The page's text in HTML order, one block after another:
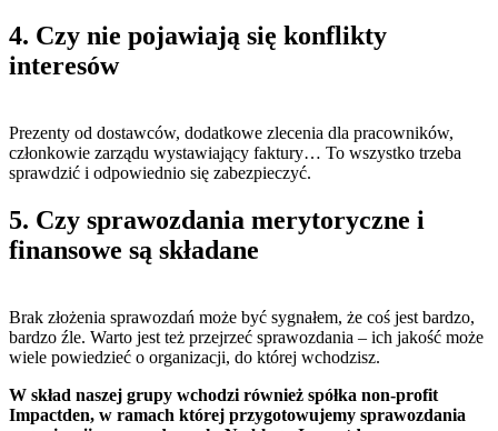
4. Czy nie pojawiają się konflikty
interesów
Prezenty od dostawców, dodatkowe zlecenia dla pracowników,
członkowie zarządu wystawiający faktury… To wszystko trzeba
sprawdzić i odpowiednio się zabezpieczyć.
5. Czy sprawozdania merytoryczne i
finansowe są składane
Brak złożenia sprawozdań może być sygnałem, że coś jest bardzo,
bardzo źle. Warto jest też przejrzeć sprawozdania – ich jakość może
wiele powiedzieć o organizacji, do której wchodzisz.
W skład naszej grupy wchodzi również spółka non-profit
Impactden, w ramach której przygotowujemy sprawozdania